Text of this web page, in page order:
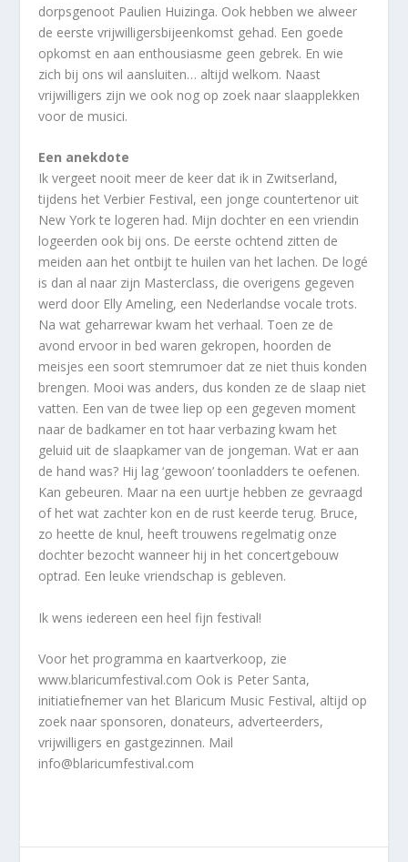
dorpsgenoot Paulien Huizinga. Ook hebben we alweer
de eerste vrijwilligersbijeenkomst gehad. Een goede
opkomst en aan enthousiasme geen gebrek. En wie
zich bij ons wil aansluiten… altijd welkom. Naast
vrijwilligers zijn we ook nog op zoek naar slaapplekken
voor de musici.
Een anekdote
Ik vergeet nooit meer de keer dat ik in Zwitserland,
tijdens het Verbier Festival, een jonge countertenor uit
New York te logeren had. Mijn dochter en een vriendin
logeerden ook bij ons. De eerste ochtend zitten de
meiden aan het ontbijt te huilen van het lachen. De logé
is dan al naar zijn Masterclass, die overigens gegeven
werd door Elly Ameling, een Nederlandse vocale trots.
Na wat geharrewar kwam het verhaal. Toen ze de
avond ervoor in bed waren gekropen, hoorden de
meisjes een soort stemrumoer dat ze niet thuis konden
brengen. Mooi was anders, dus konden ze de slaap niet
vatten. Een van de twee liep op een gegeven moment
naar de badkamer en tot haar verbazing kwam het
geluid uit de slaapkamer van de jongeman. Wat er aan
de hand was? Hij lag ‘gewoon’ toonladders te oefenen.
Kan gebeuren. Maar na een uurtje hebben ze gevraagd
of het wat zachter kon en de rust keerde terug. Bruce,
zo heette de knul, heeft trouwens regelmatig onze
dochter bezocht wanneer hij in het concertgebouw
optrad. Een leuke vriendschap is gebleven.
Ik wens iedereen een heel fijn festival!
Voor het programma en kaartverkoop, zie
www.blaricumfestival.com Ook is Peter Santa,
initiatiefnemer van het Blaricum Music Festival, altijd op
zoek naar sponsoren, donateurs, adverteerders,
vrijwilligers en gastgezinnen. Mail
info@blaricumfestival.com